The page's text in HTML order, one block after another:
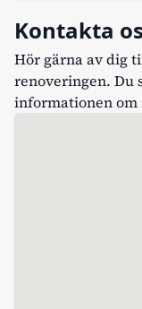
Kontakta
Hör gärna av dig
renoveringen. Du
informationen om